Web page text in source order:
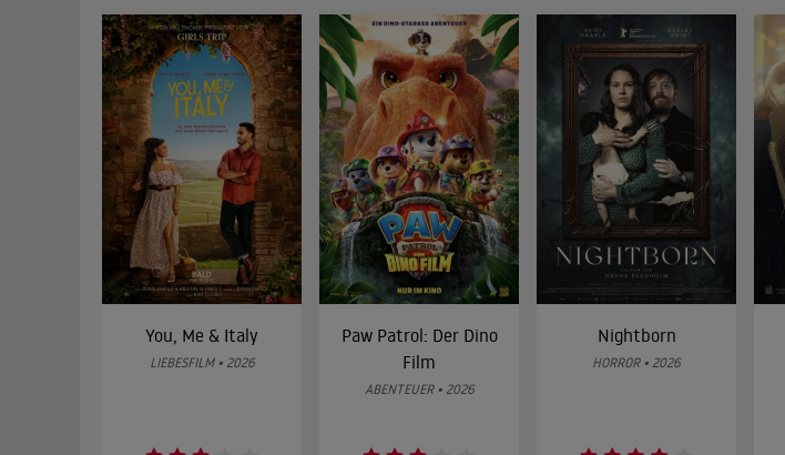
You, Me & Italy
LIEBESFILM • 2026
Paw Patrol: Der Dino
Film
ABENTEUER • 2026
Nightborn
HORROR • 2026